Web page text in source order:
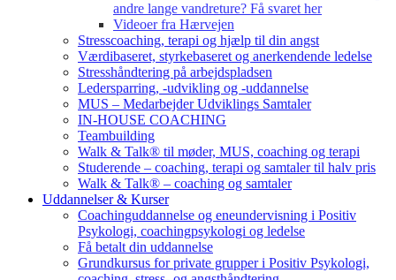
andre lange vandreture? Få svaret her
Videoer fra Hærvejen
Stresscoaching, terapi og hjælp til din angst
Værdibaseret, styrkebaseret og anerkendende ledelse
Stresshåndtering på arbejdspladsen
Ledersparring, -udvikling og -uddannelse
MUS – Medarbejder Udviklings Samtaler
IN-HOUSE COACHING
Teambuilding
Walk & Talk® til møder, MUS, coaching og terapi
Studerende – coaching, terapi og samtaler til halv pris
Walk & Talk® – coaching og samtaler
Uddannelser & Kurser
Coachinguddannelse og eneundervisning i Positiv
Psykologi, coachingpsykologi og ledelse
Få betalt din uddannelse
Grundkursus for private grupper i Positiv Psykologi,